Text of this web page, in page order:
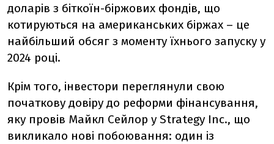
доларів з біткоїн-біржових фондів, що
котируються на американських біржах – це
найбільший обсяг з моменту їхнього запуску у
2024 році.
Крім того, інвестори переглянули свою
початкову довіру до реформи фінансування,
яку провів Майкл Сейлор у Strategy Inc., що
викликало нові побоювання: один із